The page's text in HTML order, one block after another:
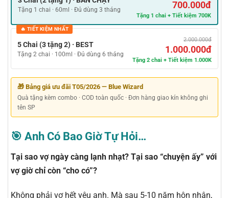
Tặng 1 chai · 60ml · Đủ dùng 3 tháng 700.000đ
Tặng 1 chai + Tiết kiệm 700K
🔥 TIẾT KIỆM NHẤT
5 Chai (3 tặng 2) · BEST
Tặng 2 chai · 100ml · Đủ dùng 6 tháng
2.000.000đ
1.000.000đ
Tặng 2 chai + Tiết kiệm 1.000K
🎁 Bảng giá ưu đãi T05/2026 — Blue Wizard
Quà tặng kèm combo · COD toàn quốc · Đơn hàng giao kín không ghi
tên SP
🎯 Anh Có Bao Giờ Tự Hỏi…
Tại sao vợ ngày càng lạnh nhạt? Tại sao “chuyện ấy” với
vợ giờ chỉ còn “cho có”?
Không phải vợ hết yêu anh. Mà sau 5-10 năm hôn nhân,